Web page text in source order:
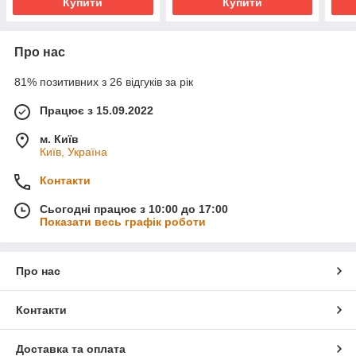
Про нас
81% позитивних з 26 відгуків за рік
Працює з 15.09.2022
м. Київ
Київ, Україна
Контакти
Сьогодні працює з 10:00 до 17:00
Показати весь графік роботи
Про нас
Контакти
Доставка та оплата